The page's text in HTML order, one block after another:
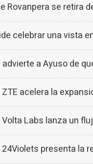
Rovanpera se
celebrar una vista
advierte a Ayuso de
ZTE acelera la
Volta Labs lanza un
24Violets presenta